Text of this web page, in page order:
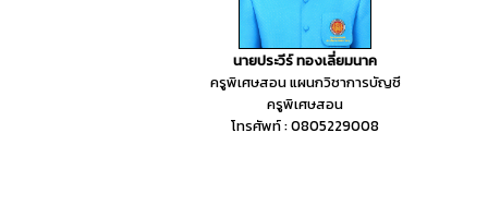
นายประวีร์ ทองเลี่ยมนาค
ครูพิเศษสอน แผนกวิชาการบัญชี
ครูพิเศษสอน
โทรศัพท์ : 0805229008